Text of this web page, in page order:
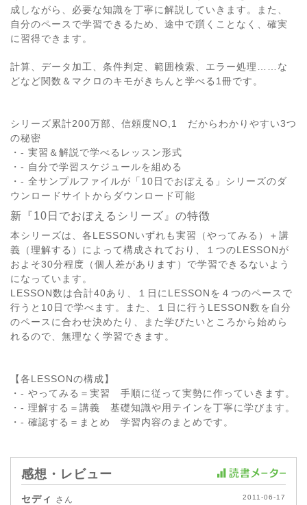
成しながら、必要な知識を丁寧に解説していきます。また、
自分のペースで学習できるため、途中で躓くことなく、確実
に習得できます。
計算、データ加工、条件判定、範囲検索、エラー処理……な
どなど関数＆マクロのキモがきちんと学べる1冊です。
シリーズ累計200万部、信頼度NO,1 だからわかりやすい3つ
の秘密
・- 実習＆解説で学べるレッスン形式
・- 自分で学習スケジュールを組める
・- 全サンプルファイルが「10日でおぼえる」シリーズのダ
ウンロードサイトからダウンロード可能
新『10日でおぼえるシリーズ』の特徴
本シリーズは、各LESSONいずれも実習（やってみる）＋講
義（理解する）によって構成されており、１つのLESSONが
およそ30分程度（個人差があります）で学習できるないよう
になっています。
LESSON数は合計40あり、１日にLESSONを４つのペースで
行うと10日で学べます。また、１日に行うLESSON数を自分
のペースに合わせ決めたり、また学びたいところから始めら
れるので、無理なく学習できます。
【各LESSONの構成】
・- やってみる＝実習 手順に従って実勢に作っていきます。
・- 理解する＝講義 基礎知識や用テインを丁寧に学びます。
・- 確認する＝まとめ 学習内容のまとめです。
感想・レビュー
セディ さん 2011-06-17